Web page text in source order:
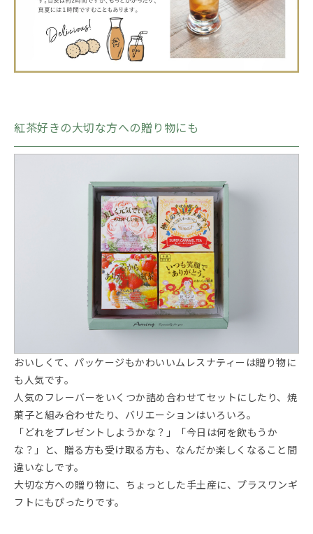
紅茶好きの大切な方への贈り物にも
おいしくて、パッケージもかわいいムレスナティーは贈り物に
も人気です。
人気のフレーバーをいくつか詰め合わせてセットにしたり、焼
菓子と組み合わせたり、バリエーションはいろいろ。
「どれをプレゼントしようかな？」「今日は何を飲もうか
な？」と、贈る方も受け取る方も、なんだか楽しくなること間
違いなしです。
大切な方への贈り物に、ちょっとした手土産に、プラスワンギ
フトにもぴったりです。